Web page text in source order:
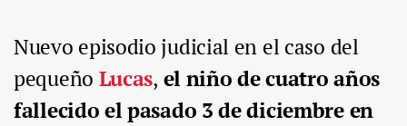
Nuevo episodio judicial en el caso del
pequeño Lucas, el niño de cuatro años
fallecido el pasado 3 de diciembre en